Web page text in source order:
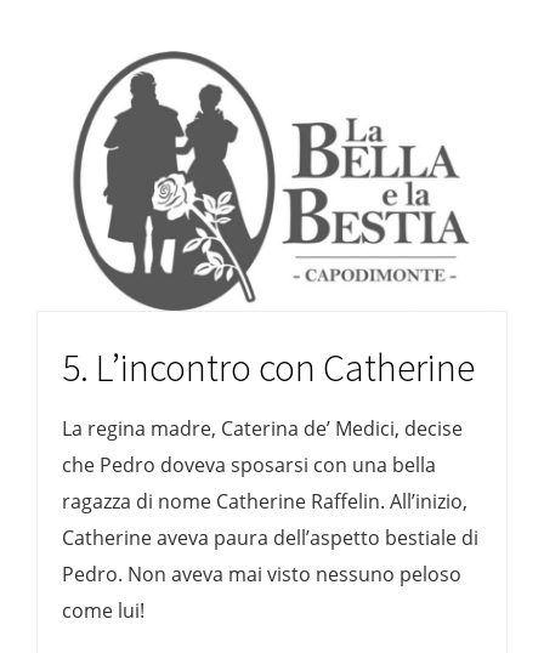
5. L’incontro con Catherine
La regina madre, Caterina de’ Medici, decise
che Pedro doveva sposarsi con una bella
ragazza di nome Catherine Raffelin. All’inizio,
Catherine aveva paura dell’aspetto bestiale di
Pedro. Non aveva mai visto nessuno peloso
come lui!